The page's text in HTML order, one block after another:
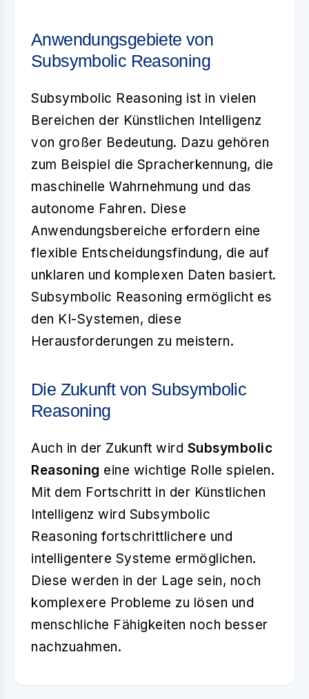
Anwendungsgebiete von
Subsymbolic Reasoning
Subsymbolic Reasoning ist in vielen
Bereichen der Künstlichen Intelligenz
von großer Bedeutung. Dazu gehören
zum Beispiel die Spracherkennung, die
maschinelle Wahrnehmung und das
autonome Fahren. Diese
Anwendungsbereiche erfordern eine
flexible Entscheidungsfindung, die auf
unklaren und komplexen Daten basiert.
Subsymbolic Reasoning ermöglicht es
den KI-Systemen, diese
Herausforderungen zu meistern.
Die Zukunft von Subsymbolic
Reasoning
Auch in der Zukunft wird Subsymbolic
Reasoning eine wichtige Rolle spielen.
Mit dem Fortschritt in der Künstlichen
Intelligenz wird Subsymbolic
Reasoning fortschrittlichere und
intelligentere Systeme ermöglichen.
Diese werden in der Lage sein, noch
komplexere Probleme zu lösen und
menschliche Fähigkeiten noch besser
nachzuahmen.